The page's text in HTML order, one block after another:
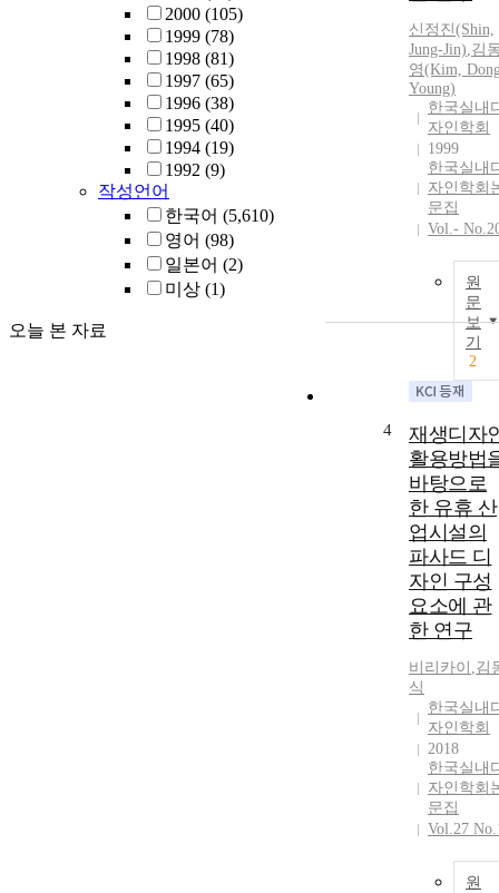
2000 (105)
1999 (78)
1998 (81)
1997 (65)
1996 (38)
1995 (40)
1994 (19)
1992 (9)
작성언어
한국어 (5,610)
영어 (98)
일본어 (2)
미상 (1)
오늘 본 자료
신정진(Shin,
Jung-Jin),김
영(Kim,
Young)
한국실내
자인학회
1999
한국실내
자인학회
문집
Vol.-
원
문
보
기
2
4
재생디자
활용방법
바탕으로
한 유휴 산
업시설의
파사드 디
자인 구성
요소에 관
한 연구
비리카이 ,김
식
한국실내
자인학회
2018
한국실내
자인학회
문집
Vol.27
원